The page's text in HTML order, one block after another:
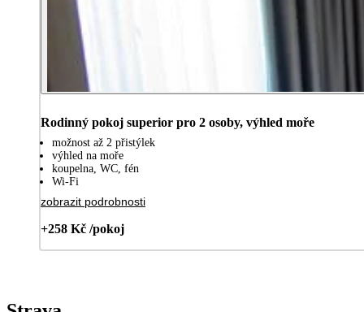
Rodinný pokoj superior pro 2 osoby, výhled moře
možnost až 2 přistýlek
výhled na moře
koupelna, WC, fén
Wi-Fi
zobrazit podrobnosti
+258 Kč /pokoj